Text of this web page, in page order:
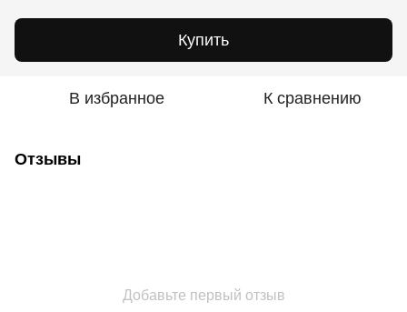
Купить
В избранное К сравнению
Отзывы
Добавьте первый отзыв